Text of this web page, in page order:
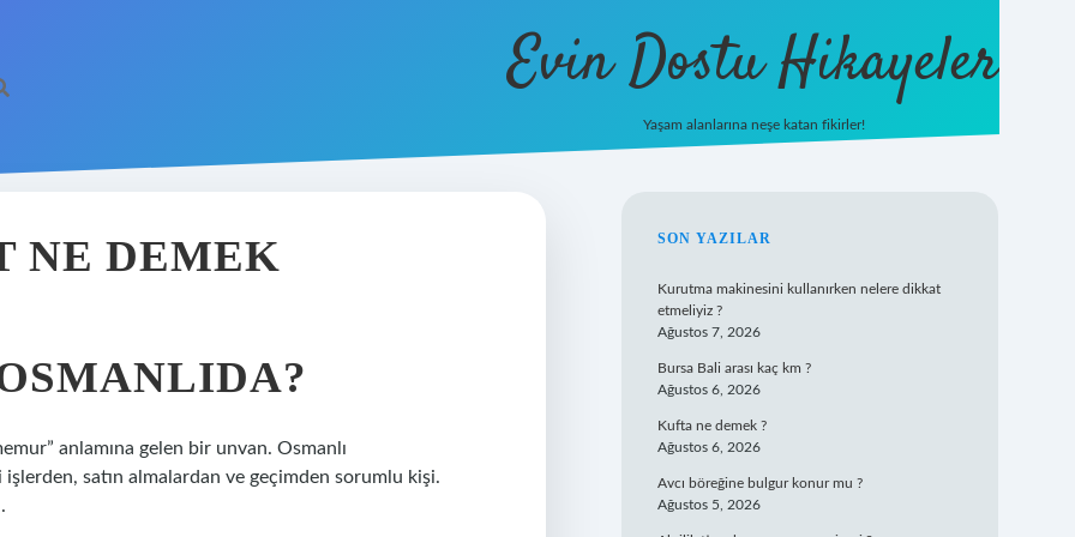
Evin Dostu Hikayeler
Yaşam alanlarına neşe katan fikirler!
NE DEMEK
anlamına gelen bir unvan. Osmanlı
satın almalardan ve geçimden sorumlu kişi.
SIDEBAR
SON YAZILAR
Kurutma makinesini kullanırken nelere dikkat
etmeliyiz ?
Ağustos 7, 2026
Bursa Bali arası kaç km ?
Ağustos 6, 2026
Kufta ne demek ?
Ağustos 6, 2026
Avcı böreğine bulgur konur mu ?
Ağustos 5, 2026